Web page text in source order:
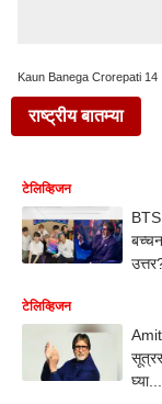
Kaun Banega Crorepati 14
राष्ट्रीय बातम्या
टेलिव्हिजन
BTS
बच्चन
टेलिव्हिजन
घ्या...